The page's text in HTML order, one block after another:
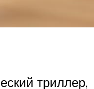
триллер,